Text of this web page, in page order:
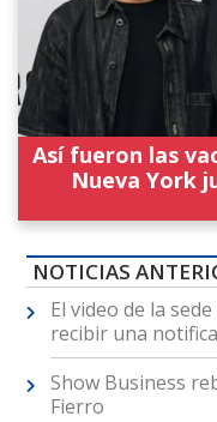
Así fueron las
Nueva York
NOTICIAS
El video de la
recibir una
Show Business
Fierro